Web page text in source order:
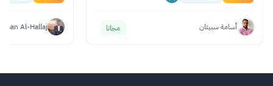
أسامة سبيتان مجانا Al-Hallaj